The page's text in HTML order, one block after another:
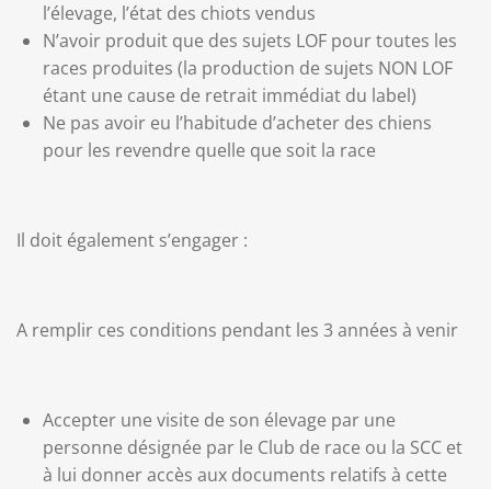
l’élevage, l’état des chiots vendus
N’avoir produit que des sujets LOF pour toutes les
races produites (la production de sujets NON LOF
étant une cause de retrait immédiat du label)
Ne pas avoir eu l’habitude d’acheter des chiens
pour les revendre quelle que soit la race
Il doit également s’engager :
A remplir ces conditions pendant les 3 années à venir
Accepter une visite de son élevage par une
personne désignée par le Club de race ou la SCC et
à lui donner accès aux documents relatifs à cette